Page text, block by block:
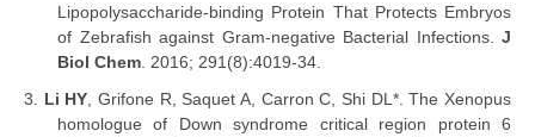
Lipopolysaccharide-binding Protein That Protects Embryos
of Zebrafish against Gram-negative Bacterial Infections. J
Biol Chem . 2016; 291(8):4019-34.
3.
Li HY , Grifone R, Saquet A, Carron C, Shi DL*. The Xenopus
homologue of Down syndrome critical region protein 6